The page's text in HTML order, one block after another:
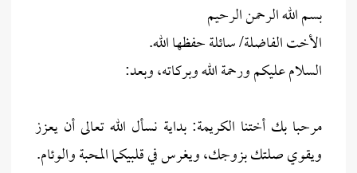
بسم الله الرحمن الرحيم
الأخت الفاضلة/ سائلة حفظها الله.
السلام عليكم ورحمة الله وبركاته، وبعد:
مرحبا بك أختنا الكريمة: بداية نسأل الله تعالى أن يعزز
ويقوي صلتك بزوجك، ويغرس في قلبيكما المحبة والوئام.